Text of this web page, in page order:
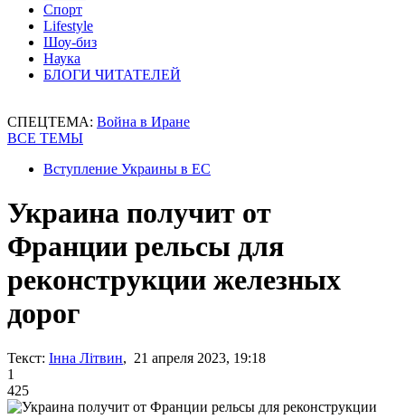
Спорт
Lifestyle
Шоу-биз
Наука
БЛОГИ ЧИТАТЕЛЕЙ
СПЕЦТЕМА: Война в Иране
ВСЕ ТЕМЫ
Вступление Украины в ЕС
Украина получит от
Франции рельсы для
реконструкции железных
дорог
Текст: Інна Літвин, 21 апреля 2023, 19:18
1
425